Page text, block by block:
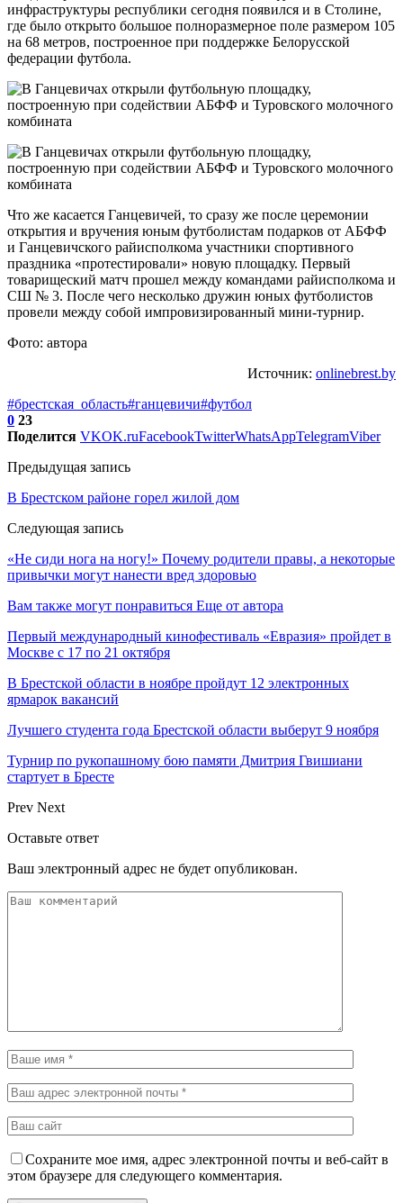
инфраструктуры республики сегодня появился и в Столине,
где было открыто большое полноразмерное поле размером 105
на 68 метров, построенное при поддержке Белорусской
федерации футбола.
Что же касается Ганцевичей, то сразу же после церемонии
открытия и вручения юным футболистам подарков от АБФФ
и Ганцевичского райисполкома участники спортивного
праздника «протестировали» новую площадку. Первый
товарищеский матч прошел между командами райисполкома и
СШ № 3. После чего несколько дружин юных футболистов
провели между собой импровизированный мини-турнир.
Фото: автора
Источник: onlinebrest.by
#брестская_область#ганцевичи#футбол
0 23
Поделится VKOK.ruFacebookTwitterWhatsAppTelegramViber
Предыдущая запись
В Брестском районе горел жилой дом
Следующая запись
«Не сиди нога на ногу!» Почему родители правы, а некоторые
привычки могут нанести вред здоровью
Вам также могут понравиться Еще от автора
Первый международный кинофестиваль «Евразия» пройдет в
Москве с 17 по 21 октября
В Брестской области в ноябре пройдут 12 электронных
ярмарок вакансий
Лучшего студента года Брестской области выберут 9 ноября
Турнир по рукопашному бою памяти Дмитрия Гвишиани
стартует в Бресте
Prev Next
Оставьте ответ
Ваш электронный адрес не будет опубликован.
Сохраните мое имя, адрес электронной почты и веб-сайт в
этом браузере для следующего комментария.